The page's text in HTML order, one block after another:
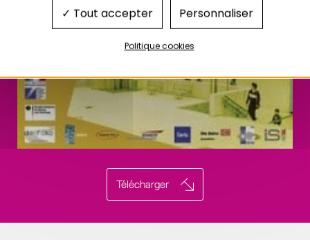
Télécharger
Tout accepter
Personnaliser
Politique cookies